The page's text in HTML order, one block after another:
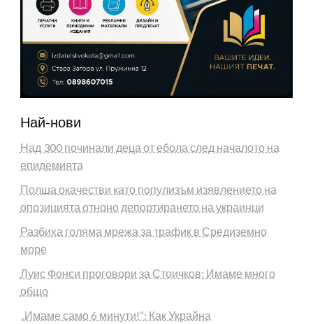
Най-нови
Над 300 починали деца от ебола след началото на
епидемията
Полша окачестви като популизъм изявлението на
опозицията отноно депортирането на украинци
Разбиха голяма мрежа за трафик в Средиземно
море
Луис Фонси проговори за Стоичков: Имаме много
общо
„Имаме само 6 минути!“: Как Украйна